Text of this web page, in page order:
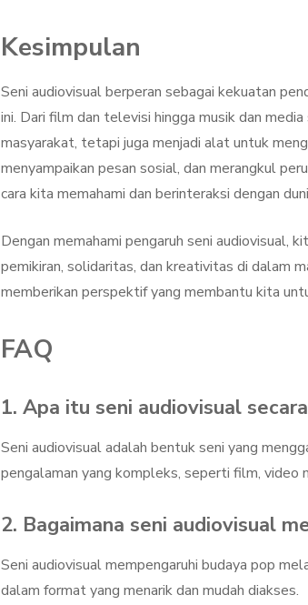
Kesimpulan
Seni audiovisual berperan sebagai kekuatan
ini. Dari film dan televisi hingga musik dan
masyarakat, tetapi juga menjadi alat untuk
menyampaikan pesan sosial, dan merangkul
cara kita memahami dan berinteraksi dengan
Dengan memahami pengaruh seni audiovisual,
pemikiran, solidaritas, dan kreativitas di dalam
memberikan perspektif yang membantu kita
FAQ
1. Apa itu seni audiovisual
Seni audiovisual adalah bentuk seni yang
pengalaman yang kompleks, seperti film, video
2. Bagaimana seni audiovisual
Seni audiovisual mempengaruhi budaya pop
dalam format yang menarik dan mudah diakses.